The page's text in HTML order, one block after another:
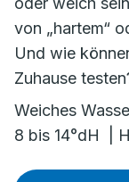
von „hartem“
Und wie
Zuhause
Weiches
8 bis 14°dH |